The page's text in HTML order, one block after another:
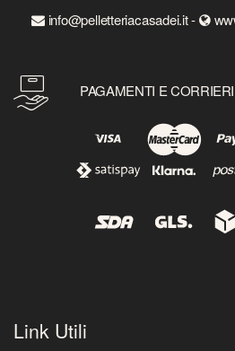
info@pelletteriacasadei.it -
PAGAMENTI E
Link Utili